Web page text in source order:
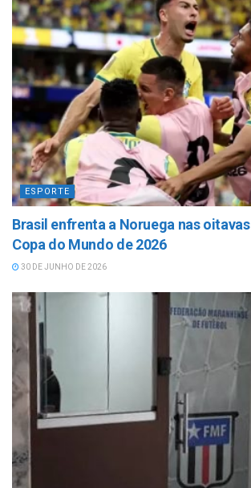
ESPORTE
Brasil enfrenta a Noruega nas
Copa do Mundo de 2026
30 DE JUNHO DE 2026